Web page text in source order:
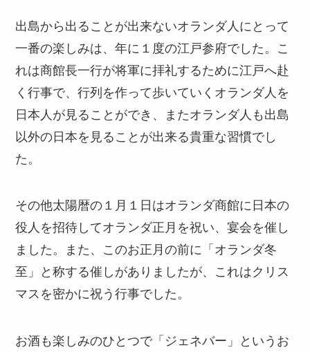
出島から出ることが出来ないオランダ人にとって
一番の楽しみは、年に１度の江戸参府でした。こ
れは商館長一行が将軍に拝礼するために江戸へ赴
く行事で、行列を作って歩いていくオランダ人を
日本人が見ることができ、またオランダ人も出島
以外の日本を見ることが出来る貴重な習慣でし
た。
その他太陽暦の１月１日はオランダ商館に日本の
役人を招待してオランダ正月を祝い、宴会を催し
ました。また、このお正月の前に「オランダ冬
至」と称する催しがありましたが、これはクリス
マスを密かに祝う行事でした。
お酒も楽しみのひとつで「ジェネバー」というお